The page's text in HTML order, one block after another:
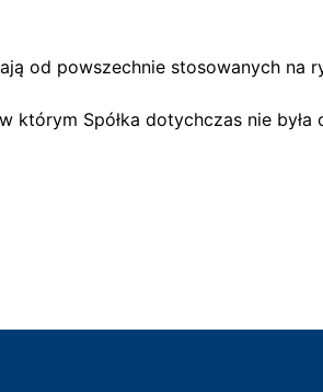
od powszechnie stosowanych na
którym Spółka dotychczas nie była